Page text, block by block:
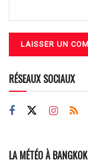
RÉSEAUX SOCIAUX
LA MÉTÉO À BANGKOK